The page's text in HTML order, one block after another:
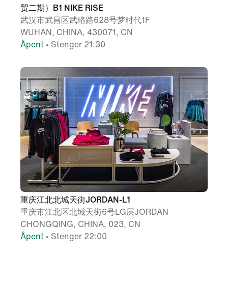
贸二期）B1 NIKE RISE
武汉市武昌区武珞路628号梦时代1F
WUHAN, CHINA, 430071, CN
Åpent • Stenger 21:30
重庆江北北城天街JORDAN-L1
重庆市江北区北城天街6号LG层JORDAN
CHONGQING, CHINA, 023, CN
Åpent • Stenger 22:00